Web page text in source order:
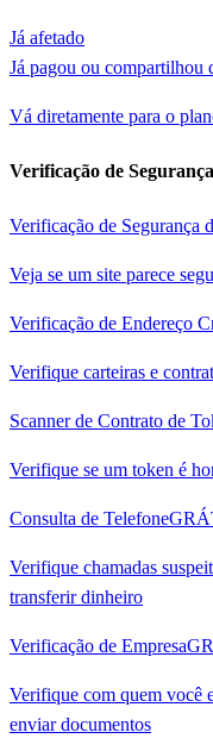
Já afetado
Já pagou ou compartilhou
Vá diretamente para o
Verificação de Segurança
Verificação de Segurança
Veja se um site parece
Verificação de Endereço
Verifique carteiras e
Scanner de Contrato de
Verifique se um token é
Consulta de Telefone
Verifique chamadas
transferir dinheiro
Verificação de Empresa
Verifique com quem você
enviar documentos